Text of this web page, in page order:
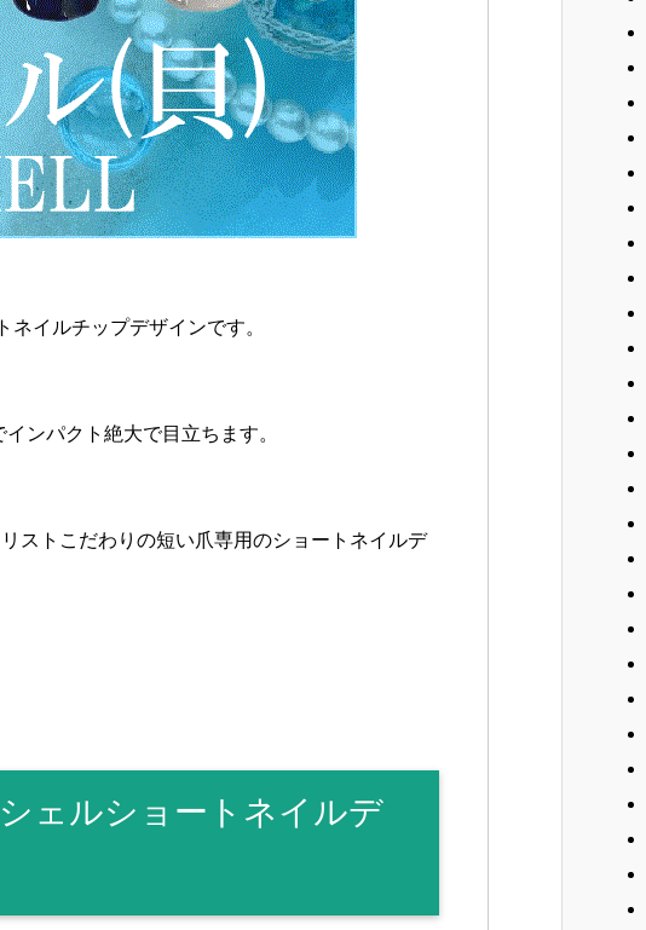
イルチップデザインです。
ンパクト絶大で目立ちます。
ストこだわりの短い爪専用のショートネイルデ
ェルショートネイルデ